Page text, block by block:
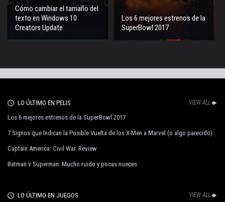
Cómo cambiar el tamaño del
texto en Windows 10
Creators Update
Los 6 mejores estrenos de la
SuperBowl 2017
LO ÚLTIMO EN PELIS VIEW ALL
Los 6 mejores estrenos de la SuperBowl 2017
7 Signos que Indican la Posible Vuelta de los X-Men a Marvel (o algo parecido)
Captain America: Civil War. Review
Batman v Superman. Mucho ruido y pocas nueces
LO ÚLTIMO EN JUEGOS VIEW ALL